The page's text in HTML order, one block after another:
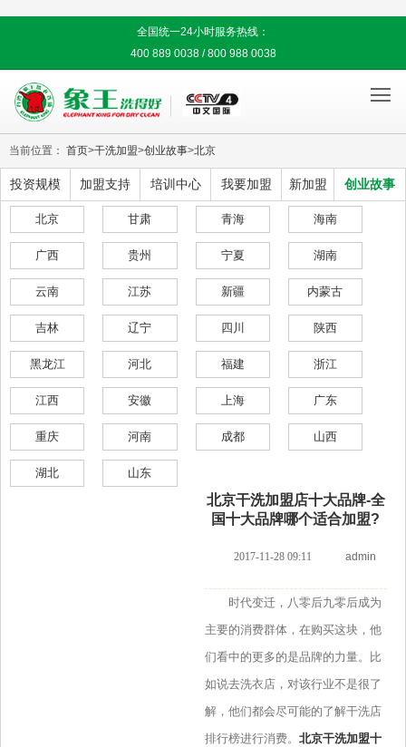
全国统一24小时服务热线：
400 889 0038 / 800 988 0038

当前位置： 首页>干洗加盟>创业故事>北京
投资规模 加盟支持 培训中心 我要加盟 新加盟 创业故事
北京 甘肃 青海 海南
广西 贵州 宁夏 湖南
云南 江苏 新疆 内蒙古
吉林 辽宁 四川 陕西
黑龙江 河北 福建 浙江
江西 安徽 上海 广东
重庆 河南 成都 山西
湖北 山东
北京干洗加盟店十大品牌-全
国十大品牌哪个适合加盟?
2017-11-28 09:11 admin
时代变迁，八零后九零后成为
主要的消费群体，在购买这块，他
们看中的更多的是品牌的力量。比
如说去洗衣店，对该行业不是很了
解，他们都会尽可能的了解干洗店
排行榜进行消费。 北京干洗加盟十